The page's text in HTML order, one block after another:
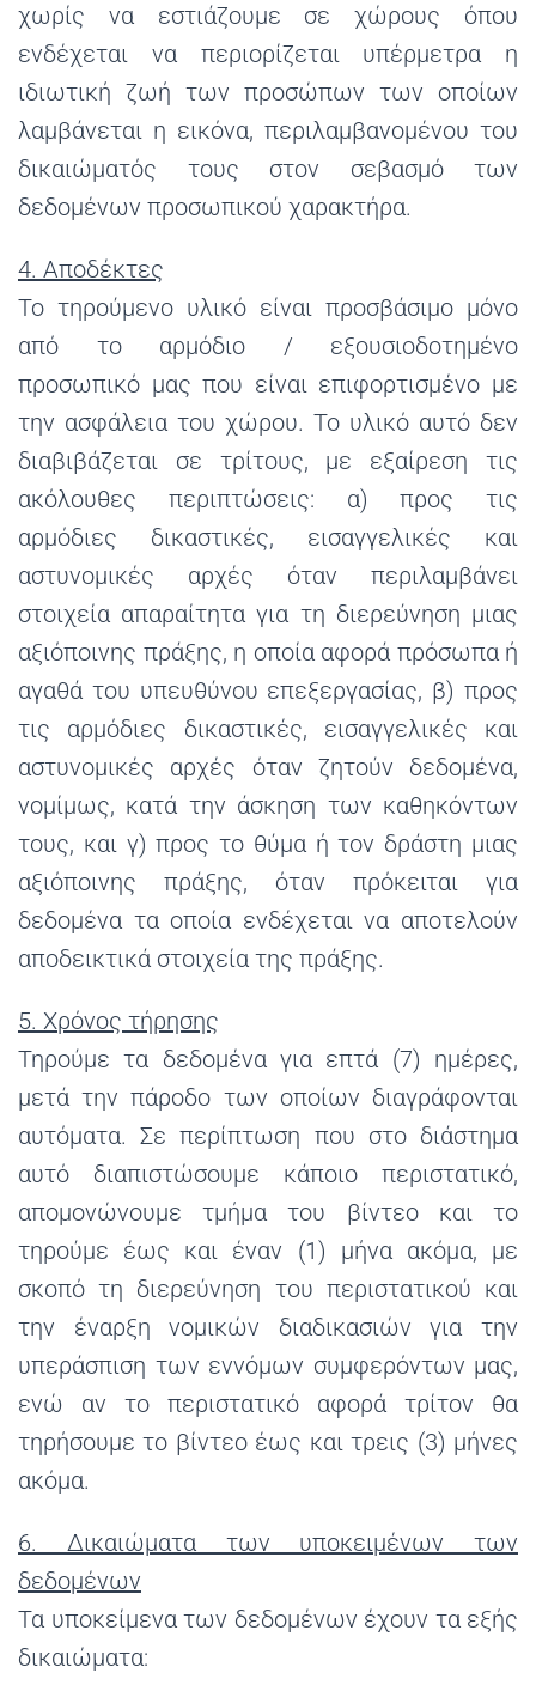
χωρίς να εστιάζουμε σε χώρους όπου
ενδέχεται να περιορίζεται υπέρμετρα η
ιδιωτική ζωή των προσώπων των οποίων
λαμβάνεται η εικόνα, περιλαμβανομένου του
δικαιώματός τους στον σεβασμό των
δεδομένων προσωπικού χαρακτήρα.
4. Αποδέκτες
Το τηρούμενο υλικό είναι προσβάσιμο μόνο
από το αρμόδιο / εξουσιοδοτημένο
προσωπικό μας που είναι επιφορτισμένο με
την ασφάλεια του χώρου. Το υλικό αυτό δεν
διαβιβάζεται σε τρίτους, με εξαίρεση τις
ακόλουθες περιπτώσεις: α) προς τις
αρμόδιες δικαστικές, εισαγγελικές και
αστυνομικές αρχές όταν περιλαμβάνει
στοιχεία απαραίτητα για τη διερεύνηση μιας
αξιόποινης πράξης, η οποία αφορά πρόσωπα ή
αγαθά του υπευθύνου επεξεργασίας, β) προς
τις αρμόδιες δικαστικές, εισαγγελικές και
αστυνομικές αρχές όταν ζητούν δεδομένα,
νομίμως, κατά την άσκηση των καθηκόντων
τους, και γ) προς το θύμα ή τον δράστη μιας
αξιόποινης πράξης, όταν πρόκειται για
δεδομένα τα οποία ενδέχεται να αποτελούν
αποδεικτικά στοιχεία της πράξης.
5. Χρόνος τήρησης
Τηρούμε τα δεδομένα για επτά (7) ημέρες,
μετά την πάροδο των οποίων διαγράφονται
αυτόματα. Σε περίπτωση που στο διάστημα
αυτό διαπιστώσουμε κάποιο περιστατικό,
απομονώνουμε τμήμα του βίντεο και το
τηρούμε έως και έναν (1) μήνα ακόμα, με
σκοπό τη διερεύνηση του περιστατικού και
την έναρξη νομικών διαδικασιών για την
υπεράσπιση των εννόμων συμφερόντων μας,
ενώ αν το περιστατικό αφορά τρίτον θα
τηρήσουμε το βίντεο έως και τρεις (3) μήνες
ακόμα.
6. Δικαιώματα των υποκειμένων των
δεδομένων
Τα υποκείμενα των δεδομένων έχουν τα εξής
δικαιώματα: